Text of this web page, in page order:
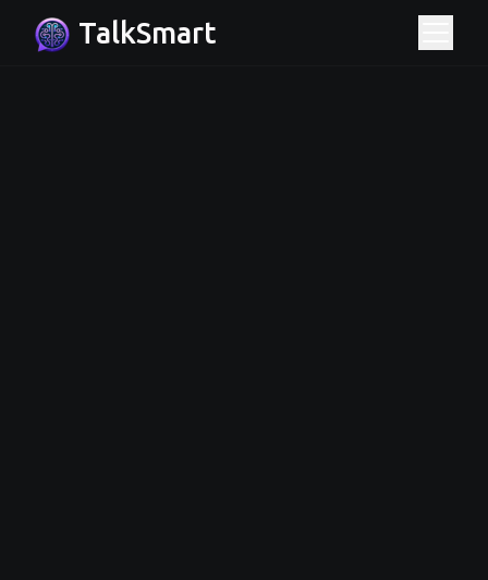
TalkSmart